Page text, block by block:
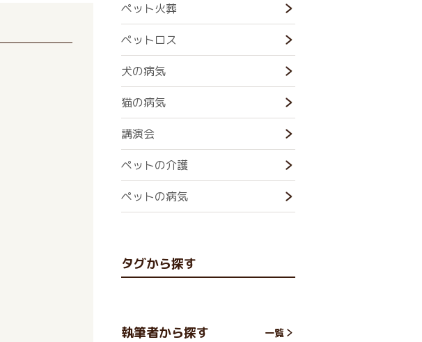
ペット火葬
ペットロス
犬の病気
猫の病気
講演会
ペットの介護
ペットの病気
タグから探す
執筆者から探す 一覧